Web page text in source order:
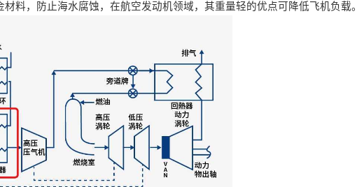
料，防止海水腐蚀，在航空发动机领域，其重量轻的优点可降低飞机负载。